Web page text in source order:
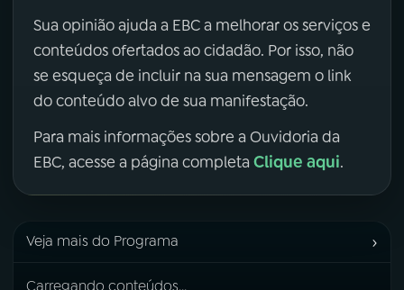
Sua opinião ajuda a EBC a melhorar os serviços e
conteúdos ofertados ao cidadão. Por isso, não
se esqueça de incluir na sua mensagem o link
do conteúdo alvo de sua manifestação.
Para mais informações sobre a Ouvidoria da
EBC, acesse a página completa Clique aqui.
Veja mais do Programa ›
Carregando conteúdos...